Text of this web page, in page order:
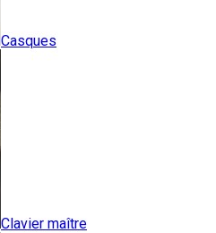
Casques
Clavier maître